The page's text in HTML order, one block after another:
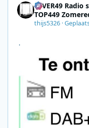
4EVER49
TOP449
thijs5326 ·
.